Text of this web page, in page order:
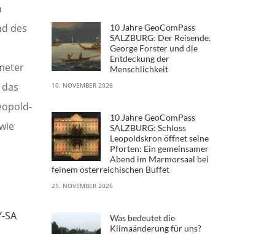
des
SA
10 Jahre GeoComPass
SALZBURG: Der Reisende.
George Forster und die
Entdeckung der
Menschlichkeit
10. NOVEMBER 2026
10 Jahre GeoComPass
SALZBURG: Schloss
Leopoldskron öffnet seine
Pforten: Ein gemeinsamer
Abend im Marmorsaal bei
feinem österreichischen Buffet
25. NOVEMBER 2026
Was bedeutet die
Klimaänderung für uns?